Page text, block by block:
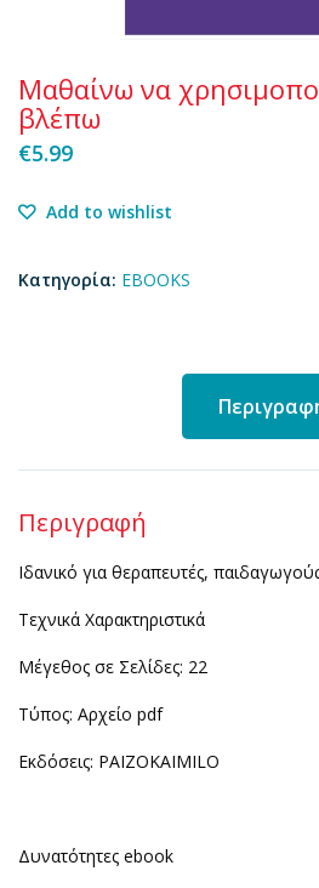
Μαθαίνω να
βλέπω
€5.99
Add to wishlist
Κατηγορία: EBOOKS
Περιγραφή
Iδανικό για θεραπευτές, παιδαγωγούς
Τεχνικά Χαρακτηριστικά
Μέγεθος σε Σελίδες: 22
Τύπος: Αρχείο pdf
Εκδόσεις: PAIZOKAIMILO
Δυνατότητες ebook